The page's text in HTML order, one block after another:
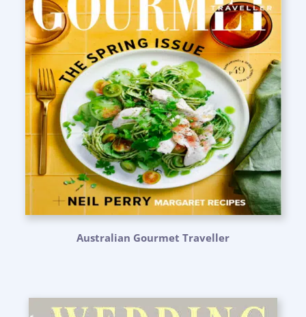
Australian Gourmet Traveller